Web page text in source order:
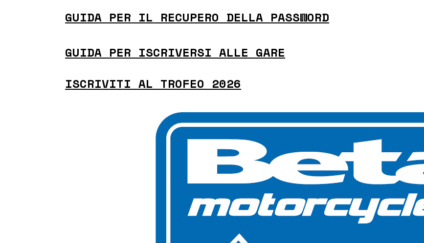
GUIDA PER IL RECUPERO DELLA PASSWORD
GUIDA PER ISCRIVERSI ALLE GARE
ISCRIVITI AL TROFEO 2026